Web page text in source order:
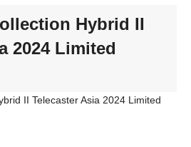
Hybrid II
2024 Limited
II Telecaster Asia 2024 Limited